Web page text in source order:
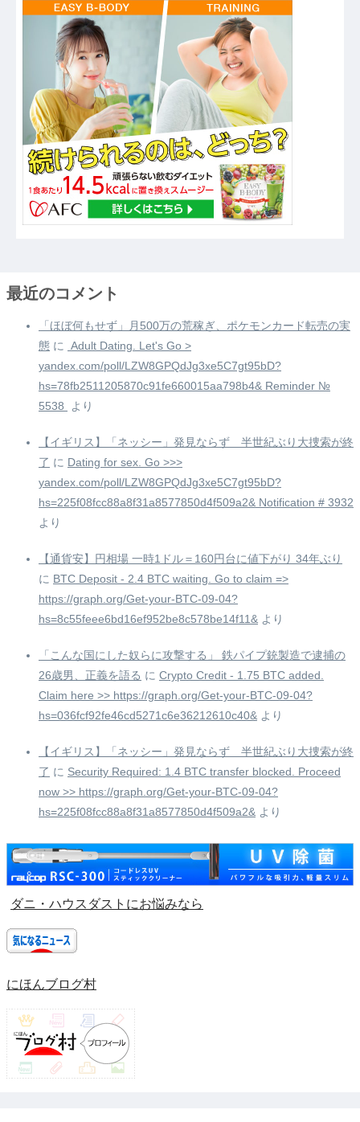
最近のコメント
「ほぼ何もせず」月500万の荒稼ぎ、ポケモンカード転売の実
態 に
️ Adult Dating. Let's Go >
yandex.com/poll/LZW8GPQdJg3xe5C7gt95bD?
hs=78fb2511205870c91fe660015aa798b4& Reminder №
5538 ️
より
【イギリス】「ネッシー」発見ならず 半世紀ぶり大捜索が終
了 に Dating for sex. Go >>>
yandex.com/poll/LZW8GPQdJg3xe5C7gt95bD?
hs=225f08fcc88a8f31a8577850d4f509a2& Notification # 3932
より
【通貨安】円相場 一時1ドル＝160円台に値下がり 34年ぶり
に BTC Deposit - 2.4 BTC waiting. Go to claim =>
https://graph.org/Get-your-BTC-09-04?
hs=8c55feee6bd16ef952be8c578be14f11& より
「こんな国にした奴らに攻撃する」 鉄パイプ銃製造で逮捕の
26歳男、正義を語る に Crypto Credit - 1.75 BTC added.
Claim here >> https://graph.org/Get-your-BTC-09-04?
hs=036fcf92fe46cd5271c6e36212610c40& より
【イギリス】「ネッシー」発見ならず 半世紀ぶり大捜索が終
了 に Security Required: 1.4 BTC transfer blocked. Proceed
now >> https://graph.org/Get-your-BTC-09-04?
hs=225f08fcc88a8f31a8577850d4f509a2& より
ダニ・ハウスダストにお悩みなら
にほんブログ村